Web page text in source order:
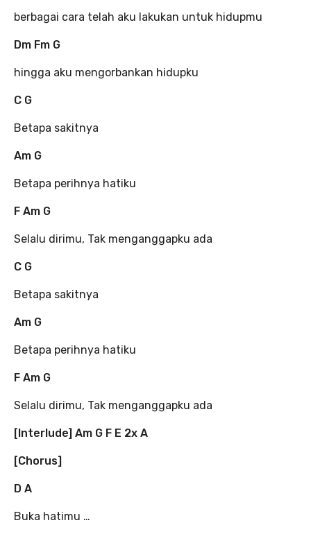
berbagai cara telah aku lakukan untuk hidupmu
Dm Fm G
hingga aku mengorbankan hidupku
C G
Betapa sakitnya
Am G
Betapa perihnya hatiku
F Am G
Selalu dirimu, Tak menganggapku ada
C G
Betapa sakitnya
Am G
Betapa perihnya hatiku
F Am G
Selalu dirimu, Tak menganggapku ada
[Interlude] Am G F E 2x A
[Chorus]
D A
Buka hatimu …